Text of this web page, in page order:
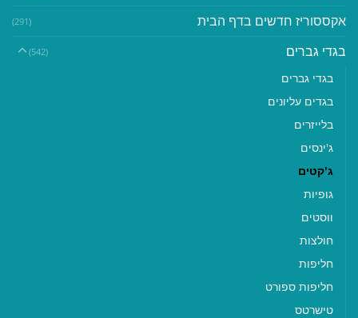
אקססוריז חדשים בדף הבית (291)
בגדי גברים (542)
בגדי גברים
בגדים עליונים
בלייזרים
ג'ינסים
ג'קטים
גופיות
ווסטים
חולצות
חליפות
חליפות ספורט
טישרטס